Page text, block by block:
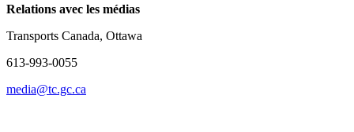
Relations avec les médias
Transports Canada, Ottawa
613-993-0055
media@tc.gc.ca